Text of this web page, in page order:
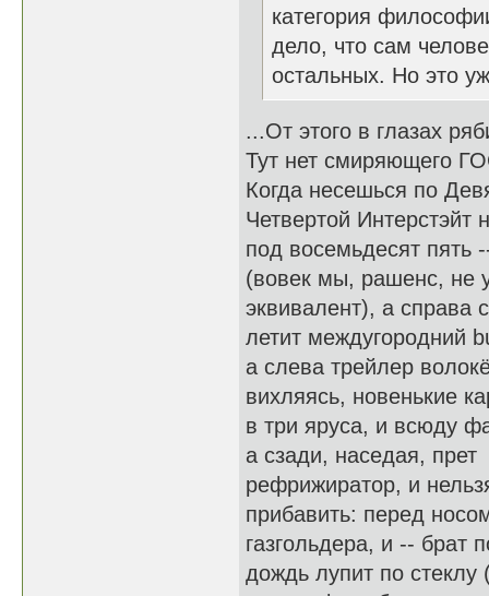
категория
дело, что сам
остальных. Но это
...От этого в глазах
Тут нет смиряющего
Когда несешься по
Четвертой Интерстэйт
под восемьдесят пять
(вовек мы, рашенс, не
эквивалент), а справа
летит междугородний
а слева трейлер
вихляясь, новенькие
в три яруса, и всюду
а сзади, наседая, прет
рефрижиратор, и
прибавить: перед
газгольдера, и -- брат
дождь лупит по стеклу